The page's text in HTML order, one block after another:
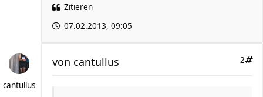
Zitieren
07.02.2013, 09:05
cantullus
2
von cantullus